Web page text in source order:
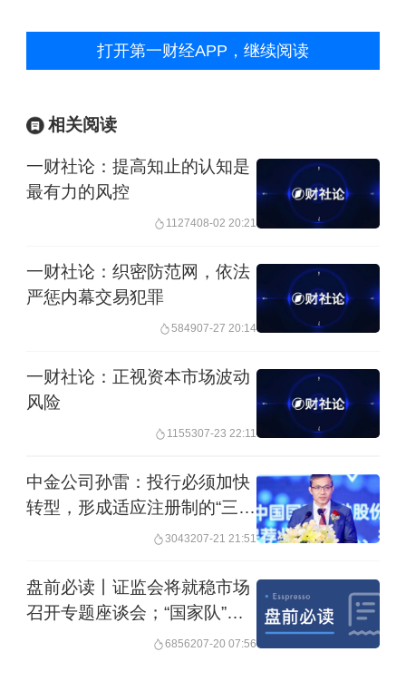
赁、入股等方式增加农民收入。完善集
改革成果，使农村“沉睡的资产”变成“流
第三，规范发展租赁市场。
鼓励居民通
过持有不动产获取稳定租金收入，同时
严厉打击投机炒作行为，促进房地产市
场平稳健康发展。
员、文艺工作者等通过专利、版权等知
识产权转让或入股获得收益，激发全社
第五，以健全的法治环境、稳定的市场
预期和审慎的监管体系作为保障。当每
一个家庭都能在国家发展的浪潮中，通
过辛勤劳动与智慧投资实现财富稳健增
长时，必将汇聚成推动民族复兴的磅礴
打开第一财经APP，继续阅读
相关阅读
一财社论：提高知止的认知是
最有力的风控
1127408-02 20:21
一财社论：织密防范网，依法
严惩内幕交易犯罪
584907-27 20:14
一财社论：正视资本市场波动
风险
1155307-23 22:11
中金公司孙雷：投行必须加快
转型，形成适应注册制的“三大
核心能力”｜科创资本论
3043207-21 21:51
盘前必读丨证监会将就稳市场
召开专题座谈会；“国家队”大
6856207-20 07:56